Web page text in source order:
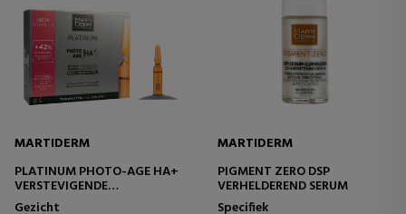
MARTIDERM
PLATINUM PHOTO-AGE HA+
VERSTEVIGENDE
BEHANDELING -
Gezicht
MARTIDERM
PIGMENT ZERO DSP
VERHELDEREND SERUM
Specifiek